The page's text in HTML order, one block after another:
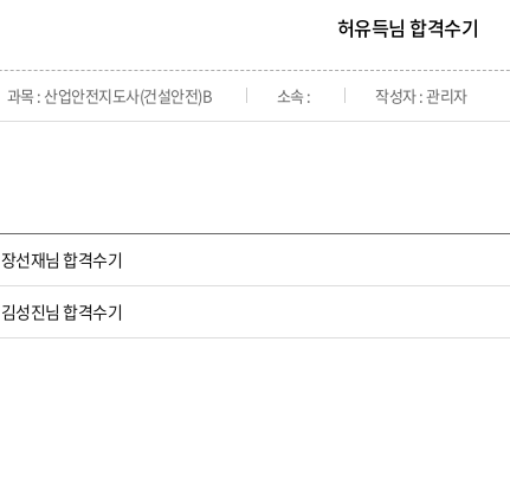
허유득님 합격수기
과목 : 산업안전지도사(건설안전)B 소속 : 작성자 : 관리자
장선재님 합격수기
김성진님 합격수기